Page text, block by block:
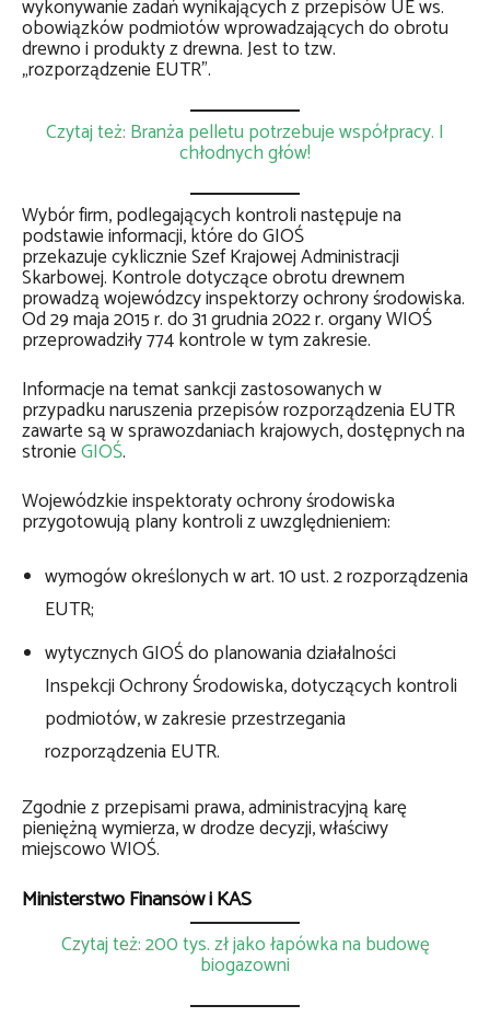
wykonywanie zadań wynikających z przepisów UE ws.
obowiązków podmiotów wprowadzających do obrotu
drewno i produkty z drewna. Jest to tzw.
„rozporządzenie EUTR”.
Czytaj też: Branża pelletu potrzebuje współpracy. I
chłodnych głów!
Wybór firm, podlegających kontroli następuje na
podstawie informacji, które do GIOŚ
przekazuje cyklicznie Szef Krajowej Administracji
Skarbowej. Kontrole dotyczące obrotu drewnem
prowadzą wojewódzcy inspektorzy ochrony środowiska.
Od 29 maja 2015 r. do 31 grudnia 2022 r. organy WIOŚ
przeprowadziły 774 kontrole w tym zakresie.
Informacje na temat sankcji zastosowanych w
przypadku naruszenia przepisów rozporządzenia EUTR
zawarte są w sprawozdaniach krajowych, dostępnych na
stronieGIOŚ.
Wojewódzkie inspektoraty ochrony środowiska
przygotowują plany kontroli z uwzględnieniem:
wymogów określonych w art. 10 ust. 2 rozporządzenia
EUTR;
wytycznych GIOŚ do planowania działalności
Inspekcji Ochrony Środowiska, dotyczących kontroli
podmiotów, w zakresie przestrzegania
rozporządzenia EUTR.
Zgodnie z przepisami prawa, administracyjną karę
pieniężną wymierza, w drodze decyzji, właściwy
miejscowo WIOŚ.
Ministerstwo Finansów i KAS
Czytaj też: 200 tys. zł jako łapówka na budowę
biogazowni